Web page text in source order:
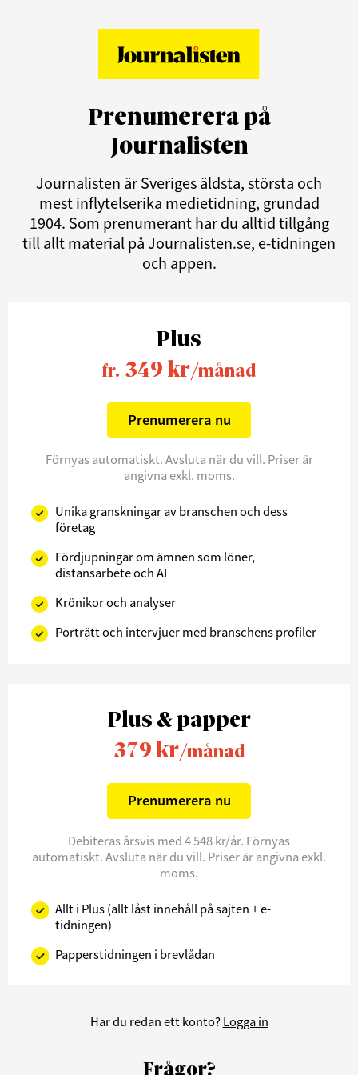
Prenumerera på
Journalisten
Journalisten är Sveriges äldsta, största och
mest inflytelserika medietidning, grundad
1904. Som prenumerant har du alltid tillgång
till allt material på Journalisten.se, e-tidningen
och appen.
Plus
fr. 349 kr/månad
Prenumerera nu
Förnyas automatiskt. Avsluta när du vill. Priser är
angivna exkl. moms.
Unika granskningar av branschen och dess
företag
Fördjupningar om ämnen som löner,
distansarbete och AI
Krönikor och analyser
Porträtt och intervjuer med branschens profiler
Plus & papper
379 kr/månad
Prenumerera nu
Debiteras årsvis med 4 548 kr/år. Förnyas
automatiskt. Avsluta när du vill. Priser är angivna exkl.
moms.
Allt i Plus (allt låst innehåll på sajten + e-
tidningen)
Papperstidningen i brevlådan
Har du redan ett konto? Logga in
Frågor?